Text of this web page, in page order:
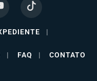
|
| FAQ | CONTATO